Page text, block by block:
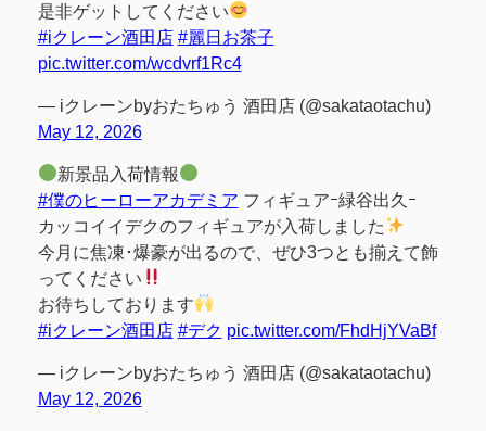
是非ゲットしてください
#iクレーン酒田店 #麗日お茶子
pic.twitter.com/wcdvrf1Rc4
— iクレーンbyおたちゅう 酒田店 (@sakataotachu)
May 12, 2026
新景品入荷情報
#僕のヒーローアカデミア フィギュアｰ緑谷出久ｰ
カッコイイデクのフィギュアが入荷しました
今月に焦凍･爆豪が出るので、ぜひ3つとも揃えて飾
ってください
お待ちしております
#iクレーン酒田店 #デク pic.twitter.com/FhdHjYVaBf
— iクレーンbyおたちゅう 酒田店 (@sakataotachu)
May 12, 2026